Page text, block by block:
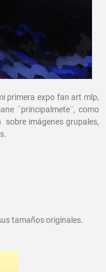
primera expo fan art mlp,
¨principalmete¨, como
imágenes grupales,
tamaños originales.